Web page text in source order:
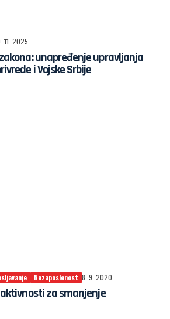
11. 2025.
unapređenje upravljanja
i Vojske Srbije
Nezaposlenost 8. 9. 2020.
za smanjenje